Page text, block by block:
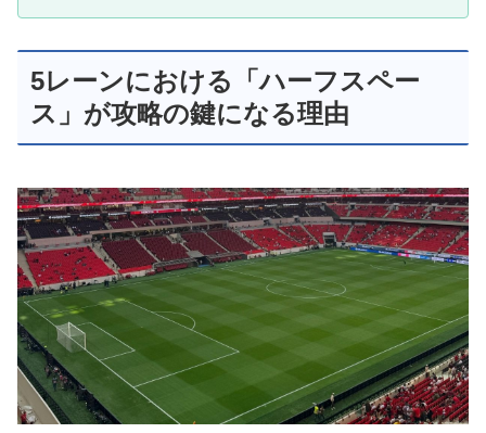
5レーンにおける「ハーフスペー
ス」が攻略の鍵になる理由